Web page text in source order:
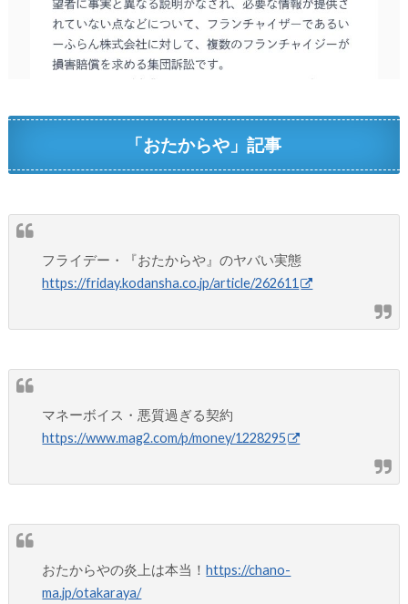
「おたからや」記事
フライデー・『おたからや』のヤバい実態
https://friday.kodansha.co.jp/article/262611
マネーボイス・悪質過ぎる契約
https://www.mag2.com/p/money/1228295
おたからやの炎上は本当！https://chano-
ma.jp/otakaraya/